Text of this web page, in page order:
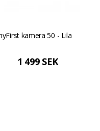
kamera 50 - Lila
1 499 SEK